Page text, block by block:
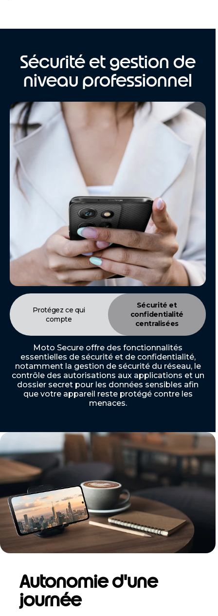
Sécurité et gestion de
niveau professionnel
Protégez ce qui
compte
Sécurité et
confidentialité
centralisées
Moto Secure offre des fonctionnalités
essentielles de sécurité et de confidentialité,
notamment la gestion de sécurité du réseau, le
contrôle des autorisations aux applications et un
dossier secret pour les données sensibles afin
que votre appareil reste protégé contre les
menaces.
Autonomie d'une
journée